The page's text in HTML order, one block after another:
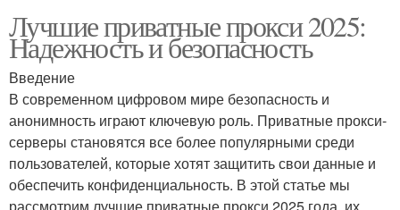
Лучшие приватные прокси 2025:
Надежность и безопасность
Введение
В современном цифровом мире безопасность и
анонимность играют ключевую роль. Приватные прокси-
серверы становятся все более популярными среди
пользователей, которые хотят защитить свои данные и
обеспечить конфиденциальность. В этой статье мы